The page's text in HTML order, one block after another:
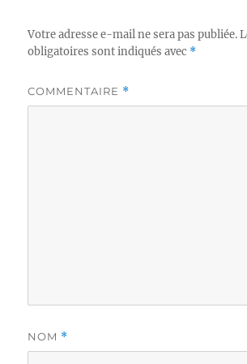
Votre adresse e-mail ne sera pas publiée.
obligatoires sont indiqués avec *
COMMENTAIRE *
NOM *